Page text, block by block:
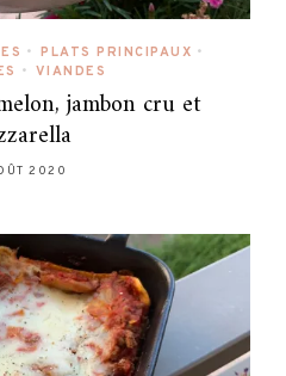
• PLATS PRINCIPAUX •
• VIANDES
jambon cru et
2020